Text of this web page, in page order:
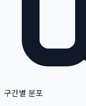
구간별 분포